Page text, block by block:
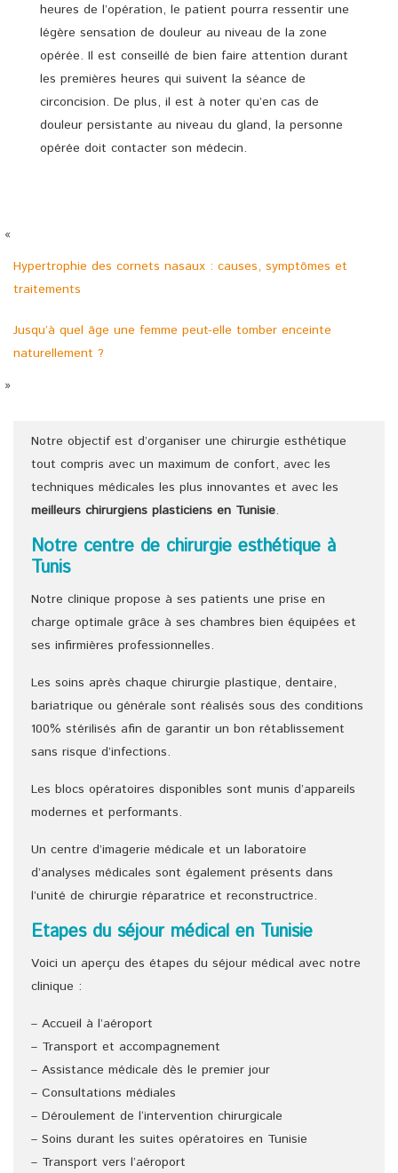
heures de l’opération, le patient pourra ressentir une
légère sensation de douleur au niveau de la zone
opérée. Il est conseillé de bien faire attention durant
les premières heures qui suivent la séance de
circoncision. De plus, il est à noter qu’en cas de
douleur persistante au niveau du gland, la personne
opérée doit contacter son médecin.
«
Hypertrophie des cornets nasaux : causes, symptômes et
traitements
Jusqu’à quel âge une femme peut-elle tomber enceinte
naturellement ?
»
Notre objectif est d’organiser une chirurgie esthétique
tout compris avec un maximum de confort, avec les
techniques médicales les plus innovantes et avec les
meilleurs chirurgiens plasticiens en Tunisie.
Notre centre de chirurgie esthétique à
Tunis
Notre clinique propose à ses patients une prise en
charge optimale grâce à ses chambres bien équipées et
ses infirmières professionnelles.
Les soins après chaque chirurgie plastique, dentaire,
bariatrique ou générale sont réalisés sous des conditions
100% stérilisés afin de garantir un bon rétablissement
sans risque d’infections.
Les blocs opératoires disponibles sont munis d’appareils
modernes et performants.
Un centre d’imagerie médicale et un laboratoire
d’analyses médicales sont également présents dans
l’unité de chirurgie réparatrice et reconstructrice.
Etapes du séjour médical en Tunisie
Voici un aperçu des étapes du séjour médical avec notre
clinique :
– Accueil à l’aéroport
– Transport et accompagnement
– Assistance médicale dès le premier jour
– Consultations médiales
– Déroulement de l‘intervention chirurgicale
– Soins durant les suites opératoires en Tunisie
– Transport vers l’aéroport